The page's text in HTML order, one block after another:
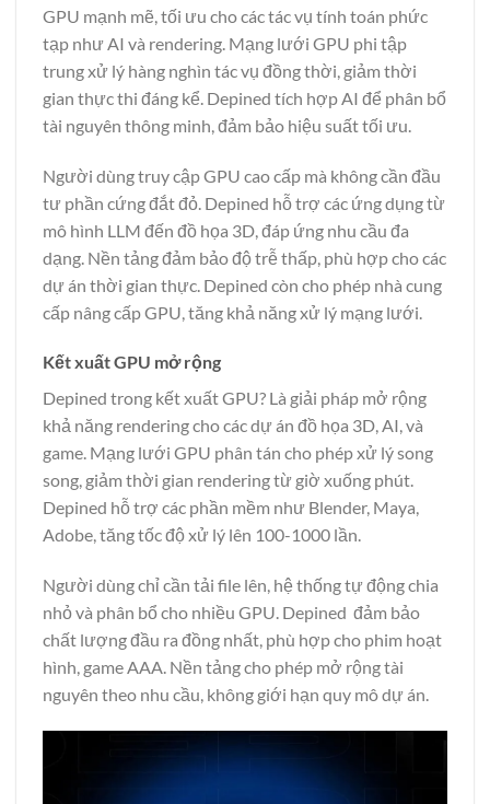
GPU mạnh mẽ, tối ưu cho các tác vụ tính toán phức
tạp như AI và rendering. Mạng lưới GPU phi tập
trung xử lý hàng nghìn tác vụ đồng thời, giảm thời
gian thực thi đáng kể. Depined tích hợp AI để phân bổ
tài nguyên thông minh, đảm bảo hiệu suất tối ưu.
Người dùng truy cập GPU cao cấp mà không cần đầu
tư phần cứng đắt đỏ. Depined hỗ trợ các ứng dụng từ
mô hình LLM đến đồ họa 3D, đáp ứng nhu cầu đa
dạng. Nền tảng đảm bảo độ trễ thấp, phù hợp cho các
dự án thời gian thực. Depined còn cho phép nhà cung
cấp nâng cấp GPU, tăng khả năng xử lý mạng lưới.
Kết xuất GPU mở rộng
Depined trong kết xuất GPU? Là giải pháp mở rộng
khả năng rendering cho các dự án đồ họa 3D, AI, và
game. Mạng lưới GPU phân tán cho phép xử lý song
song, giảm thời gian rendering từ giờ xuống phút.
Depined hỗ trợ các phần mềm như Blender, Maya,
Adobe, tăng tốc độ xử lý lên 100-1000 lần.
Người dùng chỉ cần tải file lên, hệ thống tự động chia
nhỏ và phân bổ cho nhiều GPU. Depined đảm bảo
chất lượng đầu ra đồng nhất, phù hợp cho phim hoạt
hình, game AAA. Nền tảng cho phép mở rộng tài
nguyên theo nhu cầu, không giới hạn quy mô dự án.